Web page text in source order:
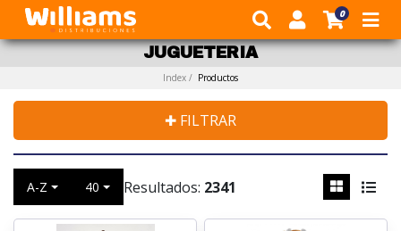
0
JUGUETERIA
Index / Productos
✚ FILTRAR
Buscador
A-Z 40 Resultados: 2341
BAZAR Y REGALERIA
BONTUS
RONDI